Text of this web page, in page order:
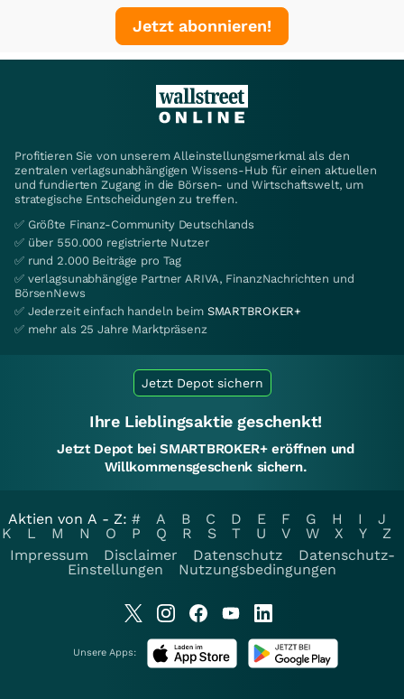
Jetzt abonnieren!
Profitieren Sie von unserem Alleinstellungsmerkmal als den
zentralen verlagsunabhängigen Wissens-Hub für einen aktuellen
und fundierten Zugang in die Börsen- und Wirtschaftswelt, um
strategische Entscheidungen zu treffen.
✅ Größte Finanz-Community Deutschlands
✅ über 550.000 registrierte Nutzer
✅ rund 2.000 Beiträge pro Tag
✅ verlagsunabhängige Partner ARIVA, FinanzNachrichten und
BörsenNews
✅ Jederzeit einfach handeln beim SMARTBROKER+
✅ mehr als 25 Jahre Marktpräsenz
Jetzt Depot sichern
Ihre Lieblingsaktie geschenkt!
Jetzt Depot bei SMARTBROKER+ eröffnen und
Willkommensgeschenk sichern.
Aktien von A - Z: # A B C D E F G H I
J
K
L M N O P Q R S T U V W X Y
Z
Impressum
Disclaimer Datenschutz
Datenschutz-
Einstellungen
Nutzungsbedingungen
Unsere Apps: